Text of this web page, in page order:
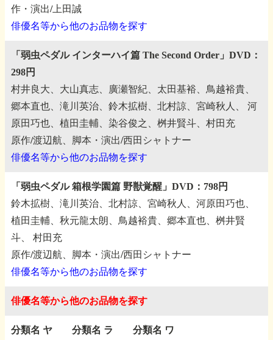
作・演出/上田誠
俳優名等から他のお品物を探す
「弱虫ペダル インターハイ篇 The Second Order」DVD：
298円
村井良大、大山真志、廣瀬智紀、太田基裕、鳥越裕貴、
郷本直也、滝川英治、鈴木拡樹、北村諒、宮崎秋人、
河
原田巧也、植田圭輔、染谷俊之、桝井賢斗、村田充
原作/渡辺航、脚本・演出/西田シャトナー
俳優名等から他のお品物を探す
「弱虫ペダル 箱根学園篇 野獣覚醒」DVD：798円
鈴木拡樹、滝川英治、北村諒、宮崎秋人、河原田巧也、
植田圭輔、秋元龍太朗、鳥越裕貴、郷本直也、桝井賢
斗、
村田充
原作/渡辺航、脚本・演出/西田シャトナー
俳優名等から他のお品物を探す
俳優名等から他のお品物を探す
分類名 ヤ 分類名 ラ 分類名 ワ